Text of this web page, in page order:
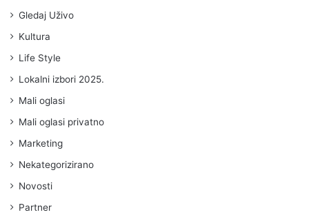
Gledaj Uživo
Kultura
Life Style
Lokalni izbori 2025.
Mali oglasi
Mali oglasi privatno
Marketing
Nekategorizirano
Novosti
Partner